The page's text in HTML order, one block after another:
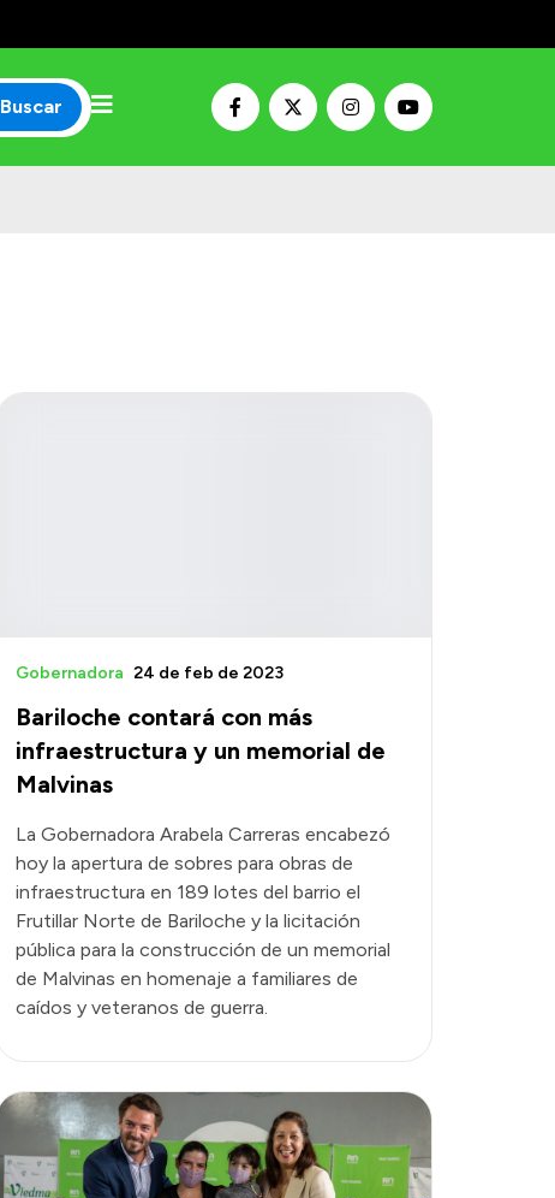
Buscar
Bariloche contará con más
infraestructura y un memorial de
Malvinas
Gobernadora 24 de feb de 2023
La Gobernadora Arabela Carreras encabezó
hoy la apertura de sobres para obras de
infraestructura en 189 lotes del barrio el
Frutillar Norte de Bariloche y la licitación
pública para la construcción de un memorial
de Malvinas en homenaje a familiares de
caídos y veteranos de guerra.